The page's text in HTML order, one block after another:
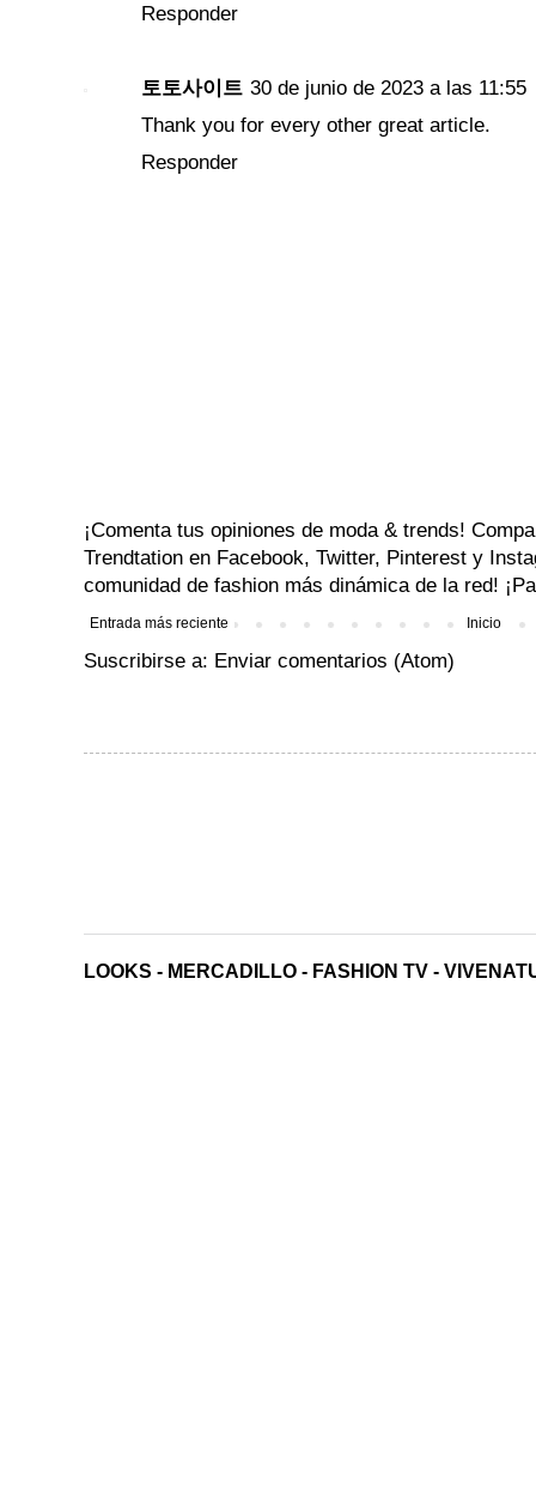
Responder
토토사이트 30 de junio de 2023 a las 11:55
Thank you for every other great article.
Responder
¡Comenta tus opiniones de moda & trends!
Trendtation en Facebook, Twitter, Pinterest y
comunidad de fashion más dinámica de la red!
Entrada más reciente Inicio
Suscribirse a: Enviar comentarios (Atom)
LOOKS - MERCADILLO - FASHION TV -